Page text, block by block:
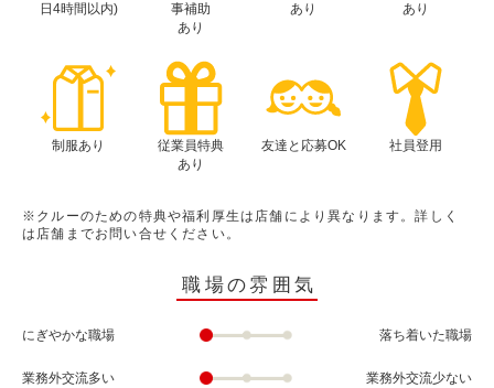
日4時間以内)
事補助
あり
あり
あり
制服あり
従業員特典
あり
友達と応募OK 社員登用
※クルーのための特典や福利厚生は店舗により異なります。詳しく
は店舗までお問い合せください。
職場の雰囲気
にぎやかな職場 落ち着いた職場
業務外交流多い 業務外交流少ない